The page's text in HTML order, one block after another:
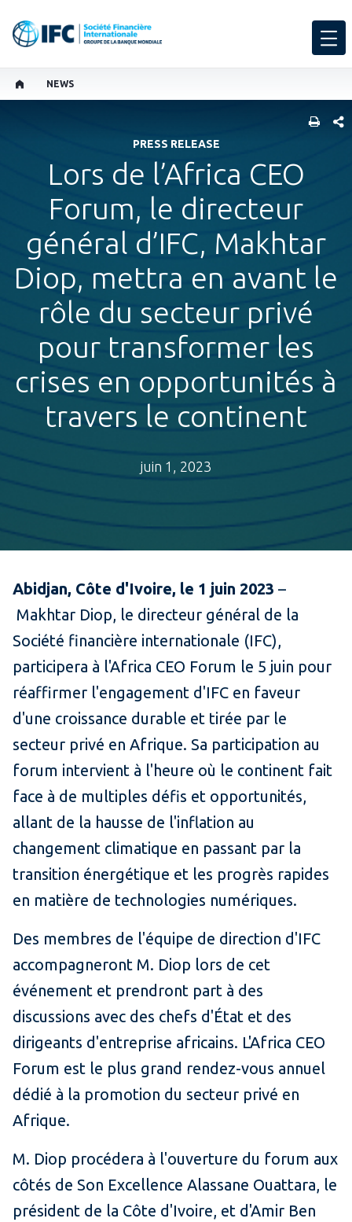
NEWS
PRESS RELEASE
Lors de l’Africa CEO
Forum, le directeur
général d’IFC, Makhtar
Diop, mettra en avant le
rôle du secteur privé
pour transformer les
crises en opportunités à
travers le continent
juin 1, 2023
Abidjan, Côte d'Ivoire, le 1 juin 2023 –
Makhtar Diop, le directeur général de la
Société financière internationale (IFC),
participera à l'Africa CEO Forum le 5 juin pour
réaffirmer l'engagement d'IFC en faveur
d'une croissance durable et tirée par le
secteur privé en Afrique. Sa participation au
forum intervient à l'heure où le continent fait
face à de multiples défis et opportunités,
allant de la hausse de l'inflation au
changement climatique en passant par la
transition énergétique et les progrès rapides
en matière de technologies numériques.
Des membres de l'équipe de direction d'IFC
accompagneront M. Diop lors de cet
événement et prendront part à des
discussions avec des chefs d'État et des
dirigeants d'entreprise africains. L'Africa CEO
Forum est le plus grand rendez-vous annuel
dédié à la promotion du secteur privé en
Afrique.
M. Diop procédera à l'ouverture du forum aux
côtés de Son Excellence Alassane Ouattara, le
président de la Côte d'Ivoire, et d'Amir Ben